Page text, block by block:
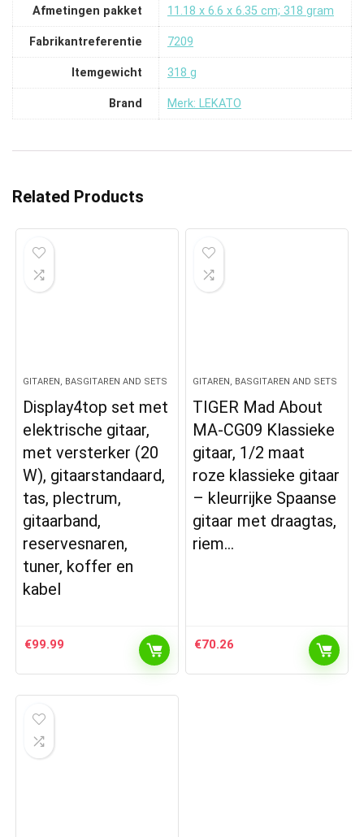
Afmetingen pakket ‎11.18 x 6.6 x 6.35 cm; 318 gram
Fabrikantreferentie ‎7209
Itemgewicht ‎318 g
Brand Merk: LEKATO
Related Products
GITAREN, BASGITAREN AND SETS
Display4top set met
elektrische gitaar,
met versterker (20
W), gitaarstandaard,
tas, plectrum,
gitaarband,
reservesnaren,
tuner, koffer en
kabel
€99.99
GITAREN, BASGITAREN AND SETS
TIGER Mad About
MA-CG09 Klassieke
gitaar, 1/2 maat
roze klassieke gitaar
– kleurrijke Spaanse
gitaar met draagtas,
riem…
€70.26